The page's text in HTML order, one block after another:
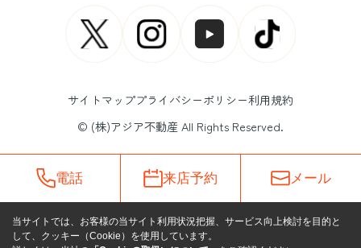
サイトマッププライバシーポリシー利用規約
© (株)アジア不動産 All Rights Reserved.
電話 来店予約 メール
当サイトでは、お客様の当サイト利用状況把握、サービス向上検討を目的と
して、クッキー（Cookie）を使用しています。